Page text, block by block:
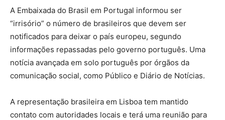
A Embaixada do Brasil em Portugal informou ser
“irrisório” o número de brasileiros que devem ser
notificados para deixar o país europeu, segundo
informações repassadas pelo governo português. Uma
notícia avançada em solo português por órgãos da
comunicação social, como Público e Diário de Notícias.
A representação brasileira em Lisboa tem mantido
contato com autoridades locais e terá uma reunião para